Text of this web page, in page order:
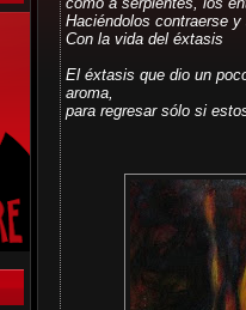
Haciéndolos contraerse
Con la vida del éxtasis
El éxtasis que dio un
aroma,
para regresar sólo si